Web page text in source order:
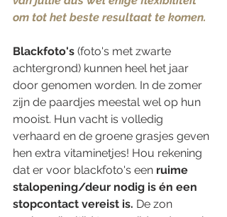
om tot het beste resultaat te komen.
Blackfoto's (foto's met zwarte
achtergrond) kunnen heel het jaar
door genomen worden. In de zomer
zijn de paardjes meestal wel op hun
mooist. Hun vacht is volledig
verhaard en de groene grasjes geven
hen extra vitaminetjes! Hou rekening
dat er voor blackfoto's een ruime
stalopening/deur nodig is én een
stopcontact vereist is. De zon